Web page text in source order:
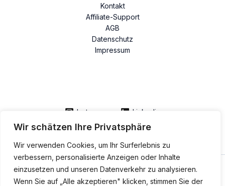
Wir schätzen Ihre Privatsphäre
Wir verwenden Cookies, um Ihr Surferlebnis zu
verbessern, personalisierte Anzeigen oder Inhalte
einzusetzen und unseren Datenverkehr zu analysieren.
Wenn Sie auf „Alle akzeptieren" klicken, stimmen Sie der
Kontakt
Affiliate-Support
AGB
Datenschutz
Impressum
Instagram Linkedin